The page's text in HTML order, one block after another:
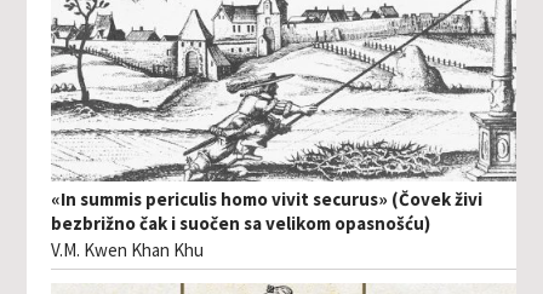
«In summis periculis homo vivit securus» (Čovek živi
bezbrižno čak i suočen sa velikom opasnošću)
V.M. Kwen Khan Khu